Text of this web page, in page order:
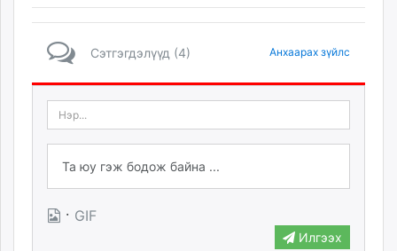
Сэтгэгдэлүүд (4) Анхаарах зүйлс
· GIF
Илгээх